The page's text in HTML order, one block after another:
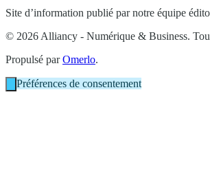
Site d’information publié par notre équipe
© 2026 Alliancy - Numérique & Business.
Propulsé parOmerlo.
Préférences de consentement